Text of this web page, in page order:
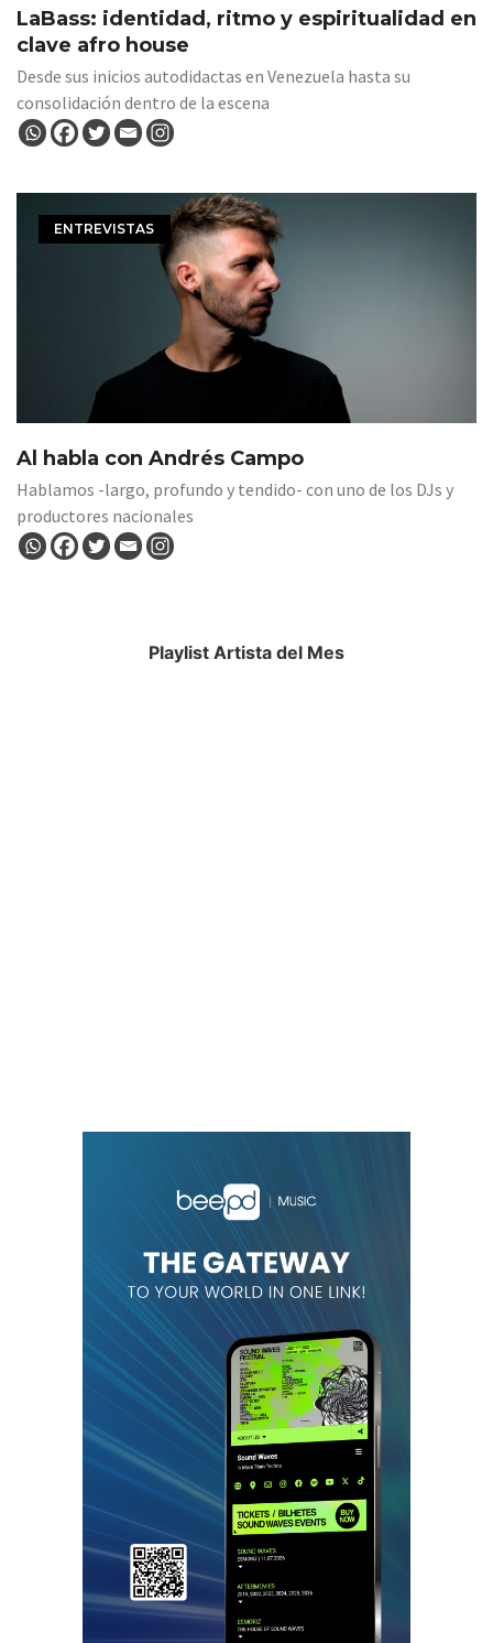
LaBass: identidad, ritmo y espiritualidad en
clave afro house
Desde sus inicios autodidactas en Venezuela hasta su
consolidación dentro de la escena
ENTREVISTAS
Al habla con Andrés Campo
Hablamos -largo, profundo y tendido- con uno de los DJs y
productores nacionales
Playlist Artista del Mes